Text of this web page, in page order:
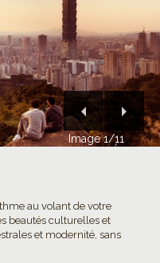
Image 1/11
au volant de votre
beautés culturelles et
et modernité, sans